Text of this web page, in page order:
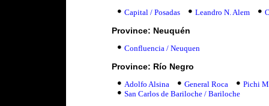
Capital / Posadas Leandro N. Alem
Province: Neuquén
Confluencia / Neuquen
Province: Río Negro
Adolfo Alsina General Roca
Pichi
San Carlos de Bariloche / Bariloche